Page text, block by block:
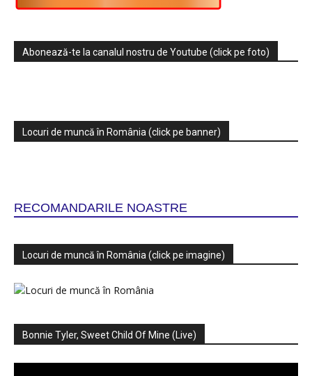
Abonează-te la canalul nostru de Youtube (click pe foto)
Locuri de muncă în România (click pe banner)
RECOMANDARILE NOASTRE
Locuri de muncă în România (click pe imagine)
Bonnie Tyler, Sweet Child Of Mine (Live)